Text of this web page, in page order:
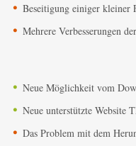
Beseitigung einiger kleiner
Mehrere Verbesserungen
Neue Möglichkeit vom
Neue unterstützte Website
Das Problem mit dem